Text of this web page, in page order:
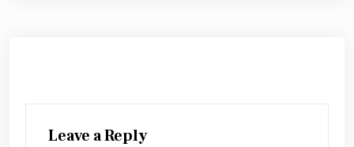
Leave a Reply